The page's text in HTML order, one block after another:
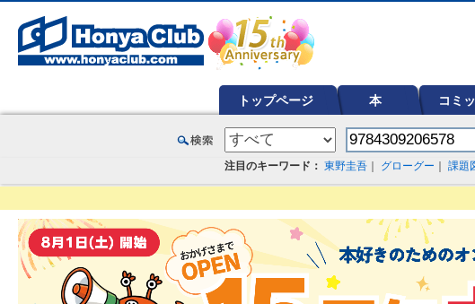
トップページ 本 コミ
注目のキーワード： 東野圭吾 グローグー 課題